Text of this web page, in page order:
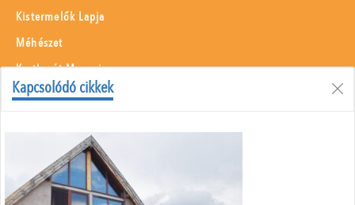
Kapcsolódó cikkek
Kistermelők Lapja
Méhészet
Kertbarát Magazin
Kerti Kalendárium
Borászati Füzetek
Állattenyésztés